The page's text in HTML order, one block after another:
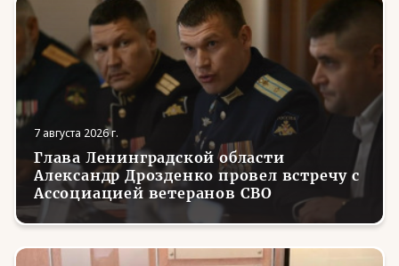
7 августа 2026 г.
Глава Ленинградской области
Александр Дрозденко провел встречу с
Ассоциацией ветеранов СВО